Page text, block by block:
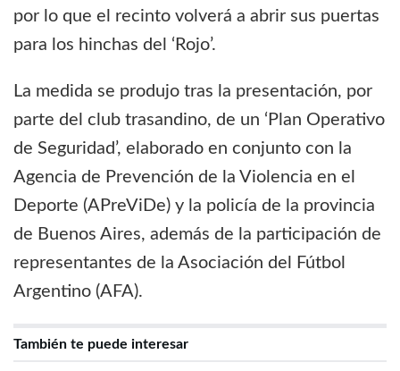
por lo que el recinto volverá a abrir sus puertas
para los hinchas del ‘Rojo’.
La medida se produjo tras la presentación, por
parte del club trasandino, de un ‘Plan Operativo
de Seguridad’, elaborado en conjunto con la
Agencia de Prevención de la Violencia en el
Deporte (APreViDe) y la policía de la provincia
de Buenos Aires, además de la participación de
representantes de la Asociación del Fútbol
Argentino (AFA).
También te puede interesar